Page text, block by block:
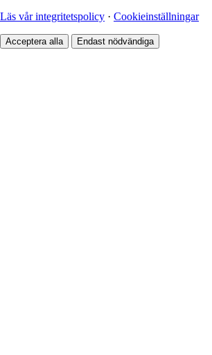
Läs vår integritetspolicy · Cookieinställningar
Acceptera alla Endast nödvändiga